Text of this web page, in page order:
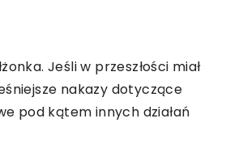
Jeśli w przeszłości miał
nakazy dotyczące
pod kątem innych działań